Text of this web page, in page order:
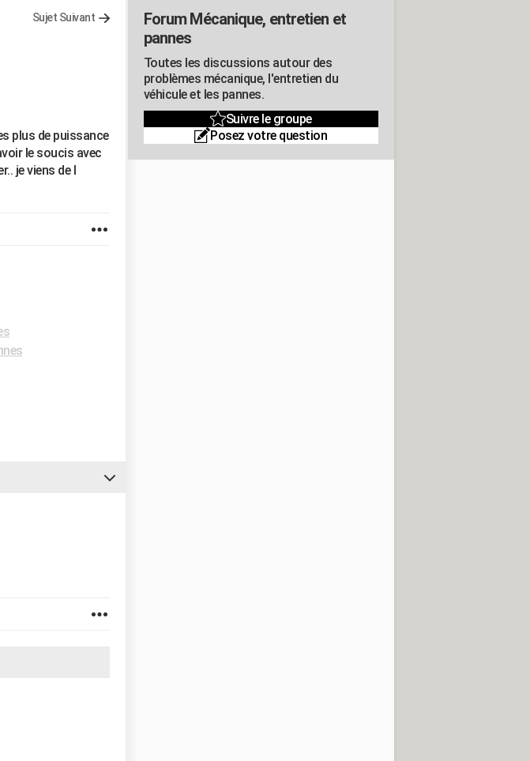
Sujet Suivant
plus de puissance
le soucis avec
je viens de l
Forum Mécanique, entretien et
pannes
Toutes les discussions autour des
problèmes mécanique, l'entretien du
véhicule et les pannes.
Suivre le groupe
Posez votre question